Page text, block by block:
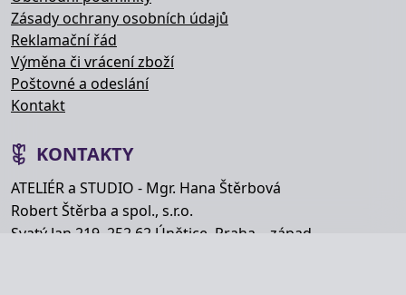
Zásady ochrany osobních údajů
Reklamační řád
Výměna či vrácení zboží
Poštovné a odeslání
Kontakt
KONTAKTY
ATELIÉR a STUDIO - Mgr. Hana Štěrbová
Robert Štěrba a spol., s.r.o.
Svatý Jan 219, 252 62 Únětice, Praha – západ